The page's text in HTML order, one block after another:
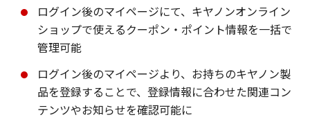
ログイン後のマイページにて、キヤノンオンライン
ショップで使えるクーポン・ポイント情報を一括で
管理可能
ログイン後のマイページより、お持ちのキヤノン製
品を登録することで、登録情報に合わせた関連コン
テンツやお知らせを確認可能に